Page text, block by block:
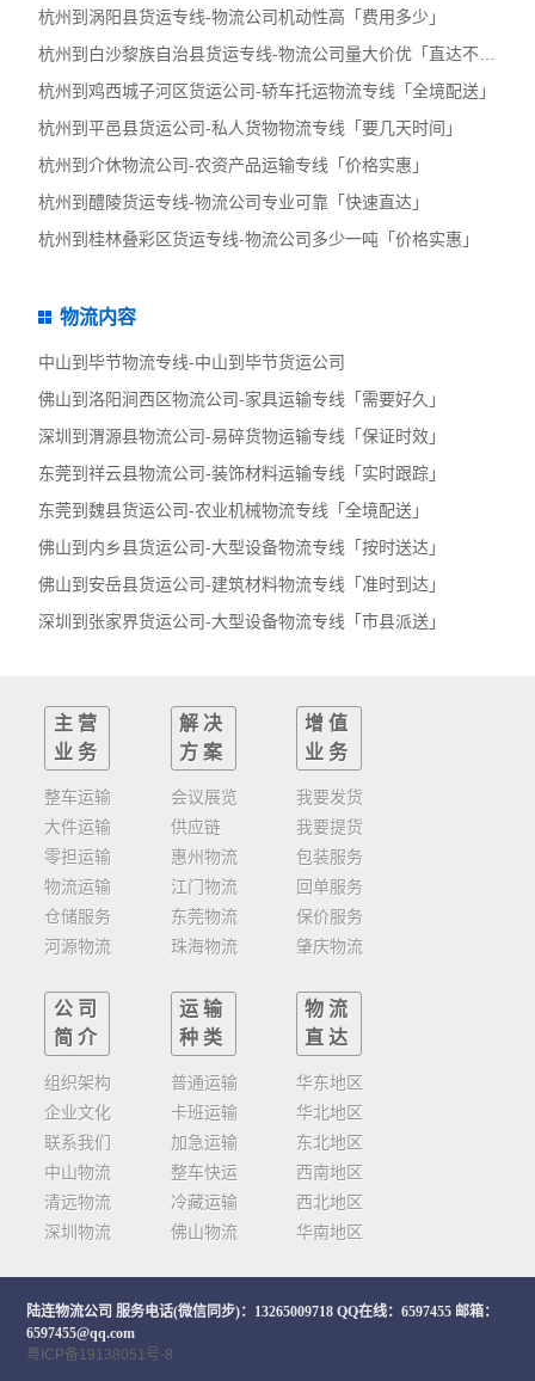
杭州到涡阳县货运专线-物流公司机动性高「费用多少」
杭州到鸡西城子河区货运公司-轿车托运物流专线「全境配送」
杭州到平邑县货运公司-私人货物物流专线「要几天时间」
杭州到介休物流公司-农资产品运输专线「价格实惠」
杭州到醴陵货运专线-物流公司专业可靠「快速直达」
杭州到桂林叠彩区货运专线-物流公司多少一吨「价格实惠」
物流内容
中山到毕节物流专线-中山到毕节货运公司
佛山到洛阳涧西区物流公司-家具运输专线「需要好久」
深圳到渭源县物流公司-易碎货物运输专线「保证时效」
东莞到祥云县物流公司-装饰材料运输专线「实时跟踪」
东莞到魏县货运公司-农业机械物流专线「全境配送」
佛山到内乡县货运公司-大型设备物流专线「按时送达」
佛山到安岳县货运公司-建筑材料物流专线「准时到达」
深圳到张家界货运公司-大型设备物流专线「市县派送」
主营
业务
整车运输
大件运输
零担运输
物流运输
仓储服务
河源物流
解决
方案
会议展览
供应链
惠州物流
江门物流
东莞物流
珠海物流
增值
业务
我要发货
我要提货
包装服务
回单服务
保价服务
肇庆物流
公司
简介
组织架构
企业文化
联系我们
中山物流
清远物流
深圳物流
运输
种类
普通运输
卡班运输
加急运输
整车快运
冷藏运输
佛山物流
物流
直达
华东地区
华北地区
东北地区
西南地区
西北地区
华南地区
陆连物流公司 服务电话(微信同步)：13265009718 QQ在线：6597455 邮箱：
6597455@qq.com
粤ICP备19138051号-8